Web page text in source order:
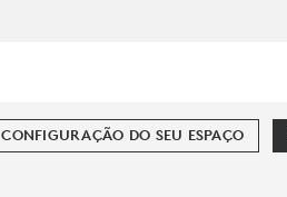
CONFIGURAÇÃO DO SEU ESPAÇO